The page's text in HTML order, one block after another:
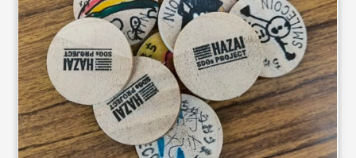
...続きを読む